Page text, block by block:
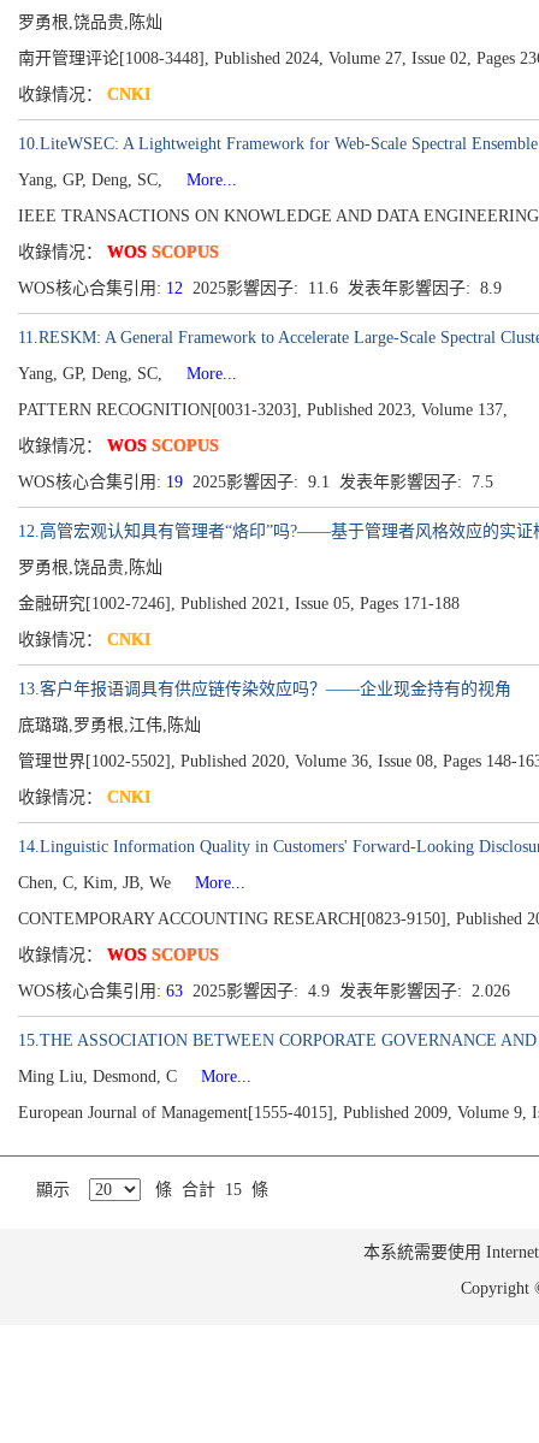
罗勇根,饶品贵,陈灿
南开管理评论[1008-3448], Published 2024, Volume 27, Issue 02, Pages
收錄情况： CNKI
10.LiteWSEC: A Lightweight Framework for Web-Scale Spectral
Yang, GP, Deng, SC,
More...
IEEE TRANSACTIONS ON KNOWLEDGE AND DATA
收錄情况： WOS SCOPUS
WOS核心合集引用: 12 2025影響因子: 11.6 发表年影響因子: 8.9
11.RESKM: A General Framework to Accelerate Large-Scale Spectral
Yang, GP, Deng, SC,
More...
PATTERN RECOGNITION[0031-3203], Published 2023, Volume 137,
收錄情况： WOS SCOPUS
WOS核心合集引用: 19 2025影響因子: 9.1 发表年影響因子: 7.5
12.高管宏观认知具有管理者“烙印”吗?——基于管理者风格效应的实证
罗勇根,饶品贵,陈灿
金融研究[1002-7246], Published 2021, Issue 05, Pages 171-188
收錄情况： CNKI
13.客户年报语调具有供应链传染效应吗？——企业现金持有的视角
底璐璐,罗勇根,江伟,陈灿
管理世界[1002-5502], Published 2020, Volume 36, Issue 08, Pages 148-
收錄情况： CNKI
14.Linguistic Information Quality in Customers' Forward-Looking
Chen, C, Kim, JB, We
More...
CONTEMPORARY ACCOUNTING RESEARCH[0823-9150], Published
收錄情况： WOS SCOPUS
WOS核心合集引用: 63 2025影響因子: 4.9 发表年影響因子: 2.026
15.THE ASSOCIATION BETWEEN CORPORATE GOVERNANCE
Ming Liu, Desmond, C
More...
European Journal of Management[1555-4015], Published 2009, Volume 9,
顯示 條 合計 15 條
本系統需要使用
Copyright